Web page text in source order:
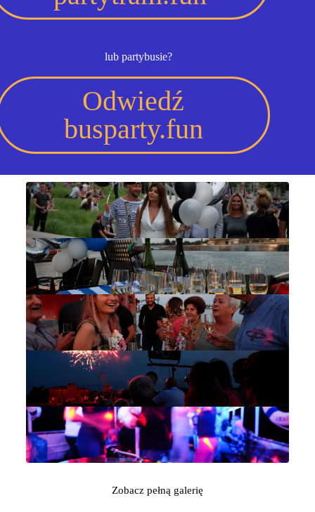
lub partybusie?
Odwiedź
busparty.fun
Zobacz pełną galerię